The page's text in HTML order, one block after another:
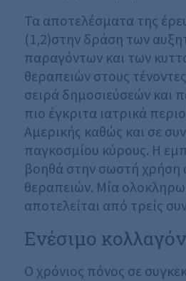
Τα αποτελέσματα της
(1,2)στην δράση των
παραγόντων και των
θεραπειών στους
σειρά δημοσιεύσεών και
πιο έγκριτα ιατρικά
Αμερικής καθώς και σε
παγκοσμίου κύρους. Η
βοηθά στην σωστή χρήση
θεραπειών. Μία
αποτελείται από τρείς
Ενέσιμο
Ο χρόνιος πόνος σε